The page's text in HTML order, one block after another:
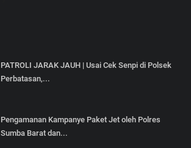
PATROLI JARAK JAUH | Usai Cek Senpi di Polsek
Perbatasan,...
Pengamanan Kampanye Paket Jet oleh Polres
Sumba Barat dan...